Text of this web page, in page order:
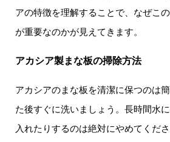
アの特徴を理解することで、なぜこ
が重要なのかが見えてきます。
アカシア製まな板の掃除方法
アカシアのまな板を清潔に保つのは
た後すぐに洗いましょう。長時間水
入れたりするのは絶対にやめてくだ